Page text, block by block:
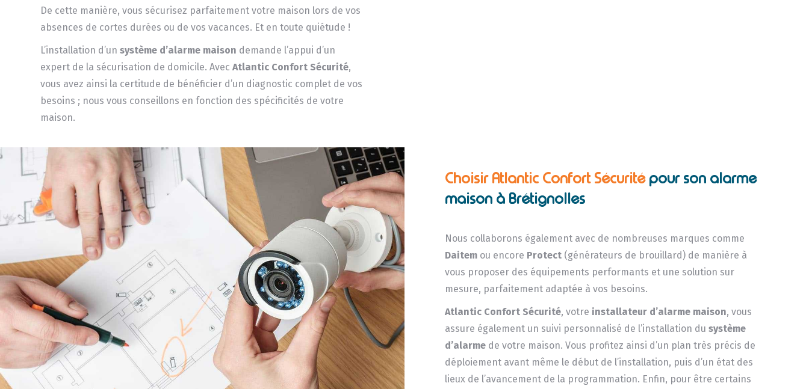
De cette manière, vous sécurisez parfaitement votre maison lors de vos
absences de cortes durées ou de vos vacances. Et en toute quiétude !
L’installation d’unsystème d’alarme maison demande l’appui d’un
expert de la sécurisation de domicile. AvecAtlantic Confort Sécurité,
vous avez ainsi la certitude de bénéficier d’un diagnostic complet de vos
besoins ; nous vous conseillons en fonction des spécificités de votre
maison.
Choisir Atlantic Confort Sécurité pour son alarme
maison à Brétignolles
Nous collaborons également avec de nombreuses marques comme
Daitem ou encore Protect (générateurs de brouillard) de manière à
vous proposer des équipements performants et une solution sur
mesure, parfaitement adaptée à vos besoins.
Atlantic Confort Sécurité, votre installateur d’alarme maison, vous
assure également un suivi personnalisé de l’installation dusystème
d’alarme de votre maison. Vous profitez ainsi d’un plan très précis de
déploiement avant même le début de l’installation, puis d’un état des
lieux de l’avancement de la programmation. Enfin, pour être certains